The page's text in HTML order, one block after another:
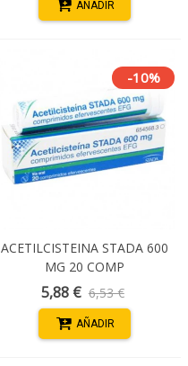
AÑADIR
-10%
ACETILCISTEINA STADA 600
MG 20 COMP
EFERVESCENTES
5,88 € 6,53 €
AÑADIR